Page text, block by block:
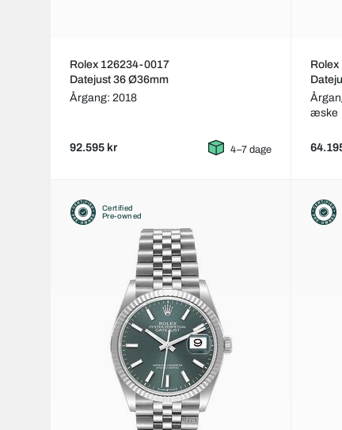
Rolex 126234-0017
Datejust 36 Ø36mm
Årgang: 2018
92.595 kr 4–7 dage
æske
Certified
Pre-owned